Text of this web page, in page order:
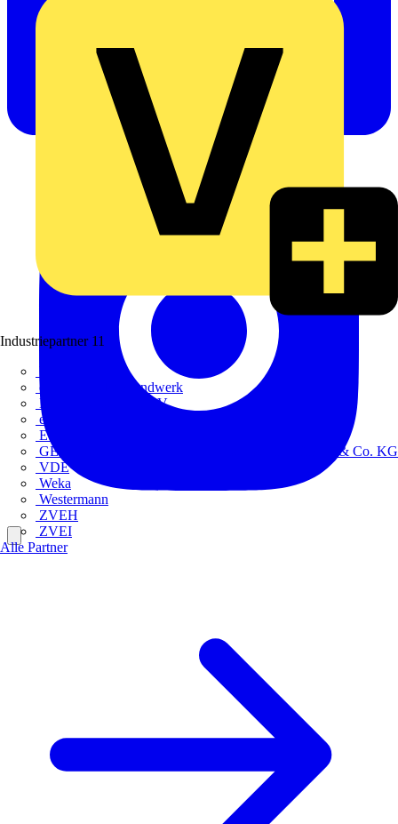
Industriepartner 11
bfe
de - das Elektrohandwerk
ETIM Deutschland eV
etz
Europacable
GED Gesellschaft für Energiedienstleistung - GmbH & Co. KG
VDE
Weka
Westermann
ZVEH
ZVEI
Alle Partner